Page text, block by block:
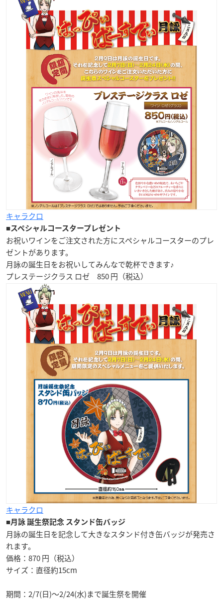
キャラクロ
■スペシャルコースタープレゼント
お祝いワインをご注文された方にスペシャルコースターのプレ
ゼントがあります。
月詠の誕生日をお祝いしてみんなで乾杯できます♪
プレステージクラス ロゼ 850 円（税込）
キャラクロ
■月詠 誕生祭記念 スタンド缶バッジ
月詠の誕生日を記念して大きなスタンド付き缶バッジが発売さ
れます。
価格：870 円（税込）
サイズ：直径約15cm
期間：2/7(日)～2/24(水)まで誕生祭を開催